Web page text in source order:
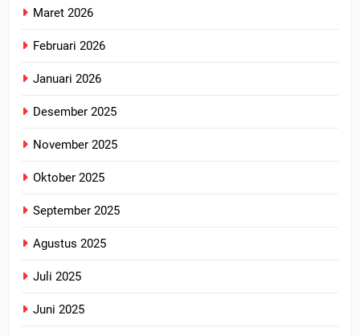
Maret 2026
Februari 2026
Januari 2026
Desember 2025
November 2025
Oktober 2025
September 2025
Agustus 2025
Juli 2025
Juni 2025